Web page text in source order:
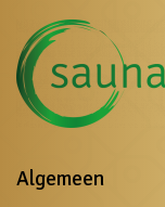
Algemeen